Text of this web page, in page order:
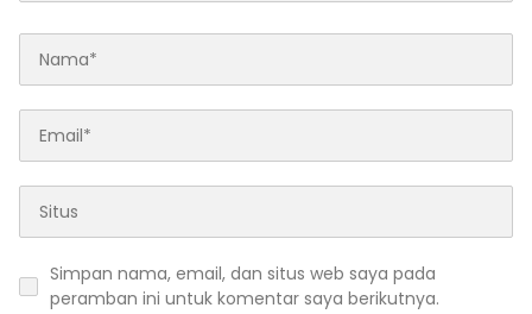
Simpan nama, email, dan situs web saya pada
peramban ini untuk komentar saya berikutnya.